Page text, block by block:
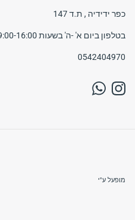
כפר ידידיה , ת.ד 147
בטלפון ביום א' -ה' בשעות 9:00-16:00
0542404970
Instagram
WhatsApp
מופעל ע"י